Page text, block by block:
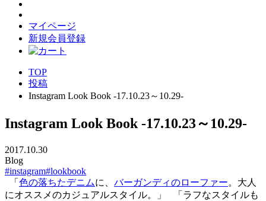
マイページ
新規会員登録
TOP
投稿
Instagram Look Book -17.10.23～10.29-
Instagram Look Book -17.10.23～10.29-
2017.10.30
Blog
#instagram#lookbook
「 色の落ちたデニムに、 バーガンディのローファー。大人
にオススメのカジュアルスタイル。」
「ラフなスタイルも